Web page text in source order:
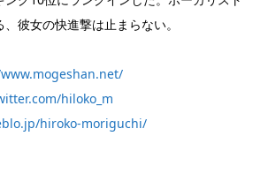
彼女の快進撃は止まらない。
hiloko_m
hiroko-moriguchi/